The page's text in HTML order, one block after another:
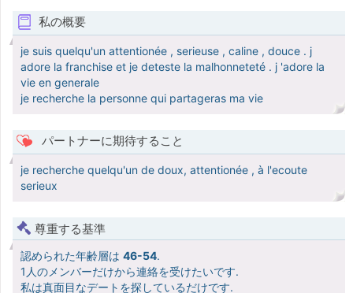
私の概要
je suis quelqu'un attentionée , serieuse , caline , douce . j
adore la franchise et je deteste la malhonneteté . j 'adore la
vie en generale
je recherche la personne qui partageras ma vie
パートナーに期待すること
je recherche quelqu'un de doux, attentionée , à l'ecoute
serieux
尊重する基準
認められた年齢層は 46-54.
1人のメンバーだけから連絡を受けたいです.
私は真面目なデートを探しているだけです.